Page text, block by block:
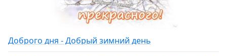
Доброго дня - Добрый зимний день